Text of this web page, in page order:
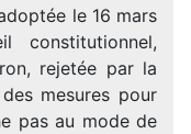
le 16 mars
constitutionnel,
rejetée par la
mesures pour
pas au mode de